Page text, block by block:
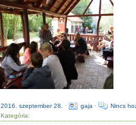
2016. szeptember 28. · gaja ·
Nincs
Kategória: